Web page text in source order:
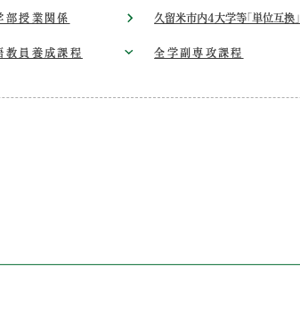
部授業関係 久留米市内4大学等「単位互換」
教員養成課程 全学副専攻課程